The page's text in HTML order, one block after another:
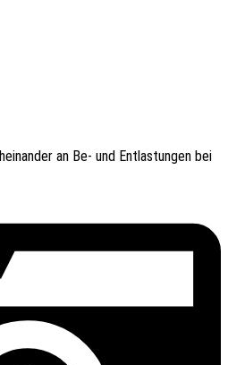
an Be- und Entlas­tun­gen bei